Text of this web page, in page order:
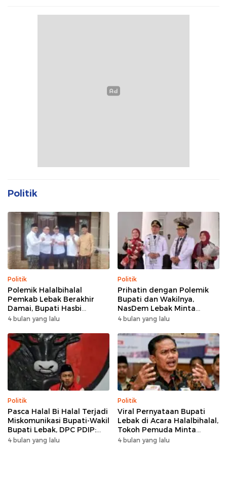
Politik
Politik
Polemik Halalbihalal
Pemkab Lebak Berakhir
Damai, Bupati Hasbi
Sambangi Kediaman
4 bulan yang lalu
Politik
Prihatin dengan Polemik
Bupati dan Wakilnya,
NasDem Lebak Minta
Saling Introspeksi
4 bulan yang lalu
Politik
Pasca Halal Bi Halal Terjadi
Miskomunikasi Bupati-Wakil
Bupati Lebak, DPC PDIP:
Kami Tetap Solid dan Akan
4 bulan yang lalu
Politik
Viral Pernyataan Bupati
Lebak di Acara Halalbihalal,
Tokoh Pemuda Minta
Bersatu hingga Usul
4 bulan yang lalu